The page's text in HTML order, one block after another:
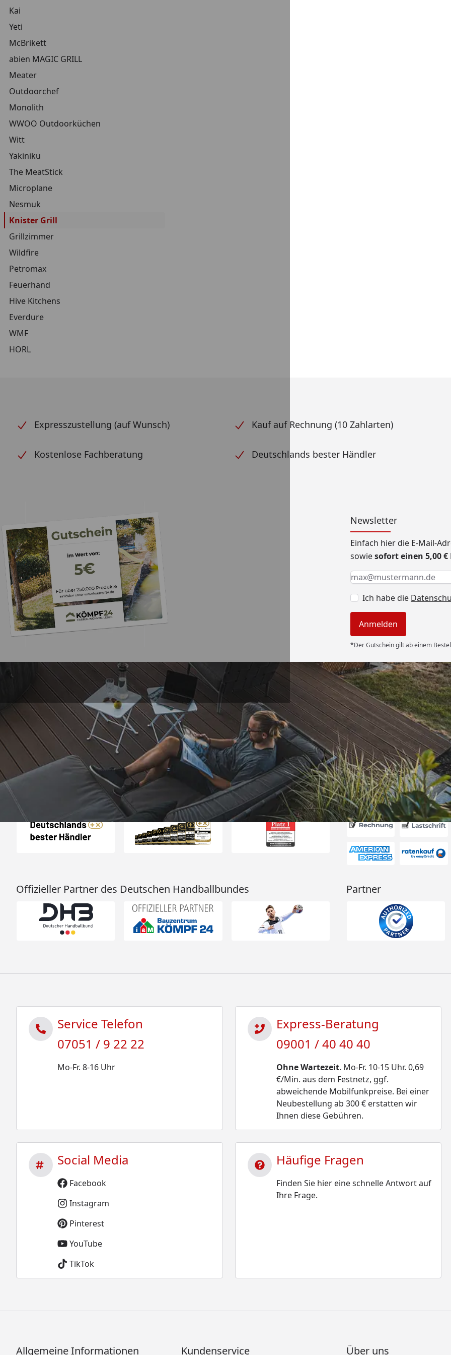
Kai
Yeti
McBrikett
abien MAGIC GRILL
Meater
Outdoorchef
Monolith
WWOO Outdoorküchen
Witt
Yakiniku
The MeatStick
Microplane
Nesmuk
Knister Grill
Grillzimmer
Wildfire
Petromax
Feuerhand
Hive Kitchens
Everdure
WMF
HORL
Expresszustellung (auf Wunsch) Kauf auf Rechnung (10 Zahlarten)
Kostenlose Fachberatung Deutschlands bester Händler
Newsletter
Einfach hier die E-Mail-
sowiesofort einen 5,00
Keine Eingabe erforderlich
Eingabe erforderlich
E-Mail *
Ich habe die
Anmelden
*Der Gutschein gilt ab einem
Trusted Shops
4,85/ 5
15.820 Bewertungen
„Preisleistung top, schnelle
Lieferzeit. Alles in Ordnung.“
04.08.2026
Versand
Auszeichnungen Akzeptierte
Offizieller Partner des Deutschen Handballbundes Partner
Service Telefon
07051 / 9 22 22
Mo-Fr. 8-16 Uhr
Express-Beratung
09001 / 40 40 40
Ohne Wartezeit. Mo-Fr. 10-15 Uhr. 0,69
€/Min. aus dem Festnetz, ggf.
abweichende Mobilfunkpreise. Bei einer
Neubestellung ab 300 € erstatten wir
Ihnen diese Gebühren.
Social Media
Facebook
Instagram
Pinterest
YouTube
TikTok
Häufige Fragen
Finden Sie hier eine schnelle Antwort auf
Ihre Frage.
Allgemeine Informationen Kundenservice Über uns